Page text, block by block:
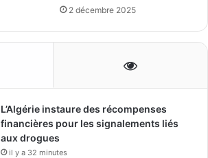
2 décembre 2025
L’Algérie instaure des récompenses
financières pour les signalements liés
aux drogues
il y a 32 minutes